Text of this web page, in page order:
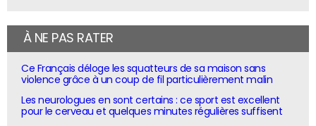
À NE PAS RATER
Ce Français déloge les squatteurs de sa maison sans
violence grâce à un coup de fil particulièrement malin
Les neurologues en sont certains : ce sport est excellent
pour le cerveau et quelques minutes régulières suffisent